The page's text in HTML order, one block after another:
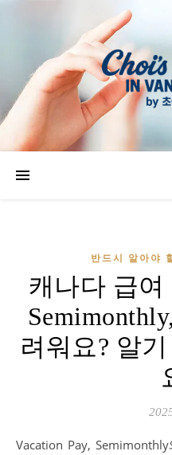
반드시 알아야
캐나다 급여
려워요? 알
Vacation Pay, Semimonthly와 By-weekly 쉬운 설명 일자리